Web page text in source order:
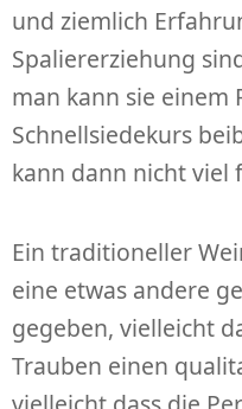
und ziemlich
Spaliererziehung
man kann sie einem
Schnellsiedekurs
kann dann nicht viel
Ein traditioneller
eine etwas andere
gegeben, vielleicht
Trauben einen